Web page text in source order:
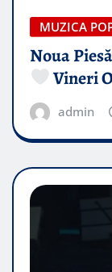
MUZICA
Noua
Vineri
admin